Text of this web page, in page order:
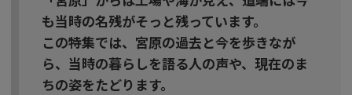
も当時の名残がそっと残っています。
この特集では、宮原の過去と今を歩きなが
ら、当時の暮らしを語る人の声や、現在のま
ちの姿をたどります。